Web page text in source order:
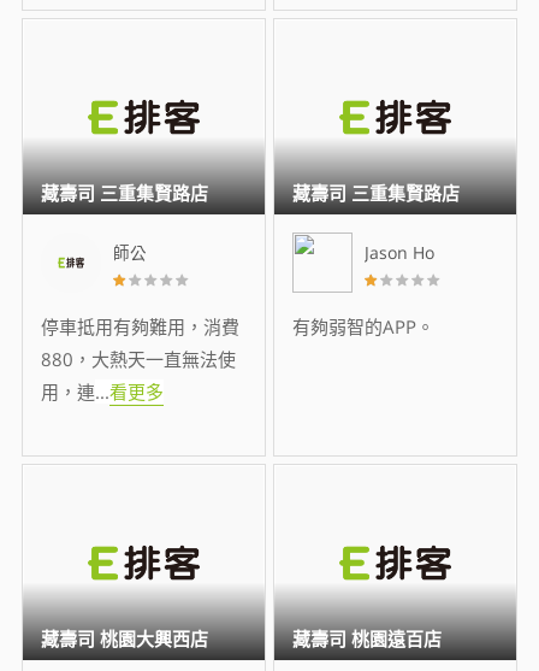
師公
停車抵用有夠難用，消費
880，大熱天一直無法使
用，連...看更多
藏壽司 三重集賢路店
Jason Ho
有夠弱智的APP。
藏壽司 三重集賢路店
藏壽司 桃園大興西店 藏壽司 桃園遠百店